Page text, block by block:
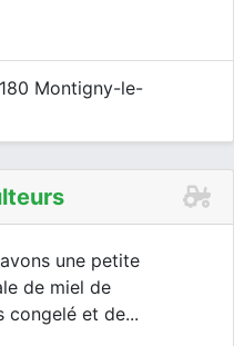
Montigny-le-
une petite
de miel de
congelé et de...